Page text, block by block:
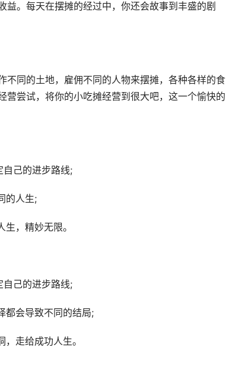
。每天在摆摊的经过中，你还会故事到丰盛的剧
不同的土地，雇佣不同的人物来摆摊，各种各样的食
尝试，将你的小吃摊经营到很大吧，这一个愉快的
自己的进步路线;
的人生;
，精妙无限。
自己的进步路线;
都会导致不同的结局;
走给成功人生。